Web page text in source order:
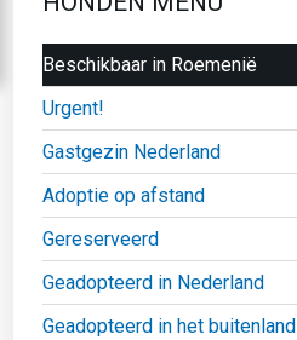
Beschikbaar in Roemenië
Urgent!
Gastgezin Nederland
Adoptie op afstand
Gereserveerd
Geadopteerd in Nederland
Geadopteerd in het buitenland